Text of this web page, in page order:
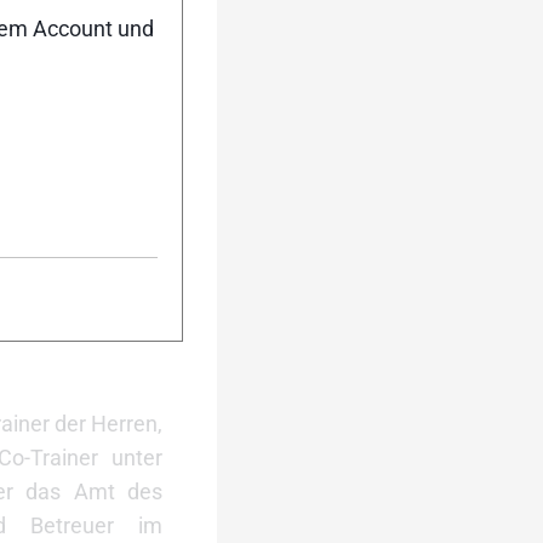
der Herren,
Trainer unter
das Amt des
Betreuer im
Account und